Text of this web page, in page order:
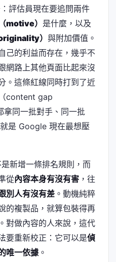
評估員現在要追問兩件
motive） 是什麼，以及
） 與附加價值。
己的利益而存在，幾乎不
網路上其他頁面比起來沒
。這條紅線同時打到了近
content gap
同一批對手、同一批
是 Google 現在最想壓
新增一條排名規則，而
從內容本身有沒有害 ，往
別人有沒有差 。動機純粹
的複製品，就算包裝得再
對做內容的人來說，這代
要重新校正：它可以是偵
唯一依據 。